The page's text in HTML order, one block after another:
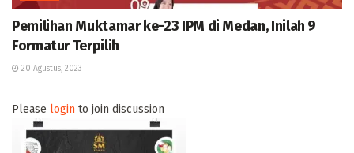
Pemilihan Muktamar ke-23 IPM di Medan, Inilah 9
Formatur Terpilih
20 Agustus, 2023
Please login to join discussion